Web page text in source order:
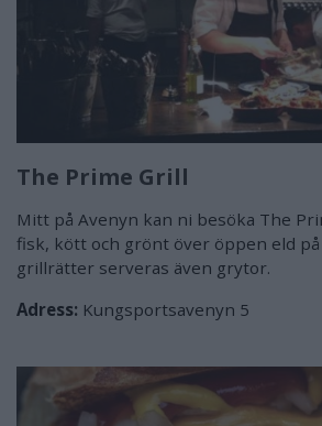
The Prime Grill
Mitt på Avenyn kan ni besöka The
fisk, kött och grönt över öppen eld
grillrätter serveras även grytor.
Adress: Kungsportsavenyn 5